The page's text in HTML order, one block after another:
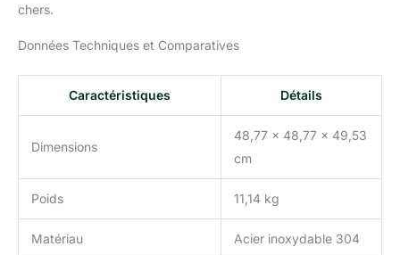
chers.
Données Techniques et Comparatives
Caractéristiques Détails
Dimensions
48,77 x 48,77 x 49,53
cm
Poids 11,14 kg
Matériau Acier inoxydable 304